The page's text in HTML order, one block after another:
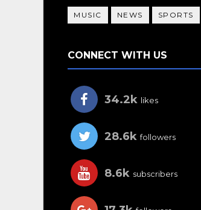
MUSIC NEWS SPORTS
CONNECT WITH US
34.2k likes
28.6k followers
8.6k subscribers